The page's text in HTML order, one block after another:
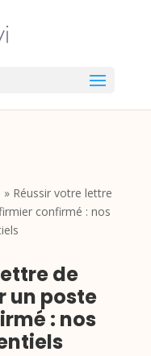
» Réussir votre lettre
confirmé : nos
de
un poste
: nos